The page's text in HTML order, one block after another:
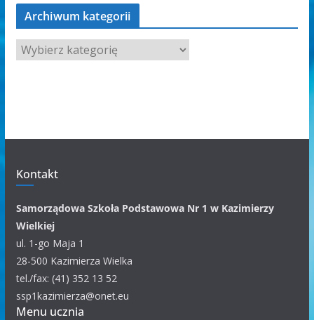
Archiwum kategorii
A
r
m
k
a
t
e
g
o
r
i
Kontakt
Samorządowa Szkoła Podstawowa Nr 1 w Kazimierzy
Wielkiej
ul. 1-go Maja 1
28-500 Kazimierza Wielka
tel./fax: (41) 352 13 52
ssp1kazimierza@onet.eu
Menu ucznia